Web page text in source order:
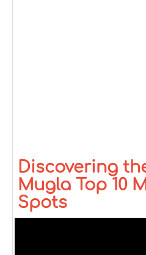
Discovering
Mugla Top 10
Spots